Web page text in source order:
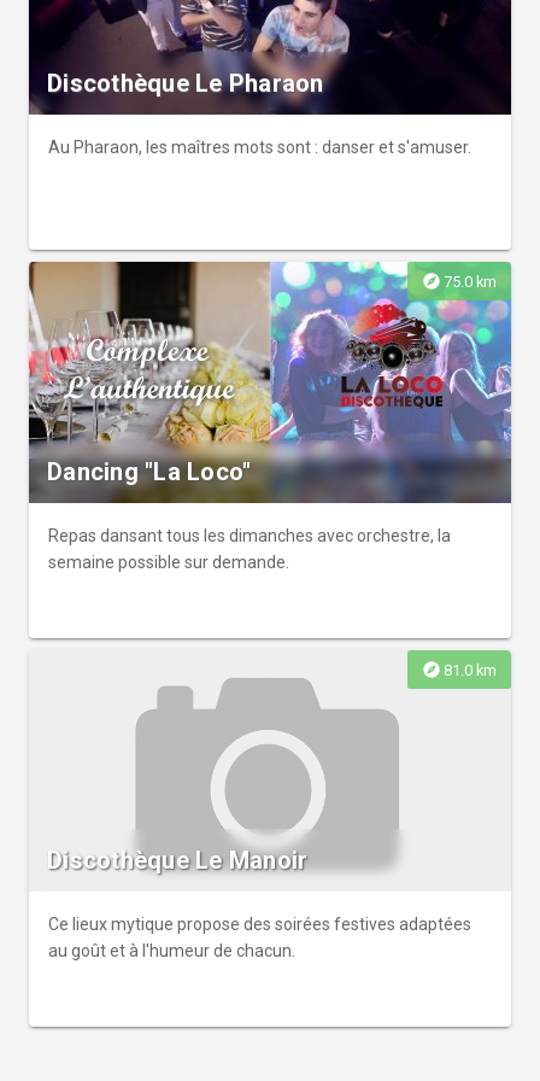
Discothèque Le Pharaon
Au Pharaon, les maîtres mots sont : danser et s'amuser.
explore 75.0 km
Dancing "La Loco"
Repas dansant tous les dimanches avec orchestre, la
semaine possible sur demande.
explore 81.0 km
Discothèque Le Manoir
Ce lieux mytique propose des soirées festives adaptées
au goût et à l'humeur de chacun.